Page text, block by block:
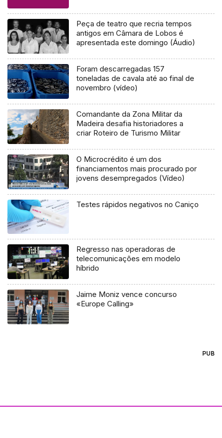
Peça de teatro que recria tempos
antigos em Câmara de Lobos é
apresentada este domingo (Áudio)
Foram descarregadas 157
toneladas de cavala até ao final de
novembro (vídeo)
Comandante da Zona Militar da
Madeira desafia historiadores a
criar Roteiro de Turismo Militar
O Microcrédito é um dos
financiamentos mais procurado por
jovens desempregados (Vídeo)
Testes rápidos negativos no Caniço
Regresso nas operadoras de
telecomunicações em modelo
híbrido
Jaime Moniz vence concurso
«Europe Calling»
PUB